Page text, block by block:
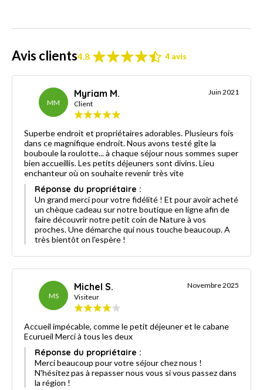
Avis clients4.8 4 avis
MM
Myriam M.
Client
Juin 2021
Superbe endroit et propriétaires adorables. Plusieurs fois
dans ce magnifique endroit. Nous avons testé gîte la
bouboule la roulotte... à chaque séjour nous sommes super
bien accueillis. Les petits déjeuners sont divins. Lieu
enchanteur où on souhaite revenir très vite
Réponse du propriétaire :
Un grand merci pour votre fidélité ! Et pour avoir acheté
un chèque cadeau sur notre boutique en ligne afin de
faire découvrir notre petit coin de Nature à vos
proches. Une démarche qui nous touche beaucoup. A
très bientôt on l'espère !
MS
Michel S.
Visiteur
Novembre 2025
Accueil impécable, comme le petit déjeuner et le cabane
Ecurueil Merci à tous les deux
Réponse du propriétaire :
Merci beaucoup pour votre séjour chez nous !
N'hésitez pas à repasser nous vous si vous passez dans
la région !